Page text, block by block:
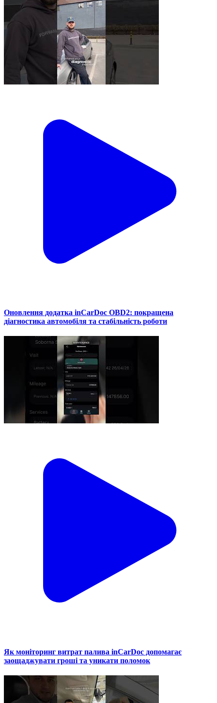
Оновлення додатка inCarDoc OBD2: покращена
діагностика автомобіля та стабільність роботи
Як моніторинг витрат палива inCarDoc допомагає
заощаджувати гроші та уникати поломок